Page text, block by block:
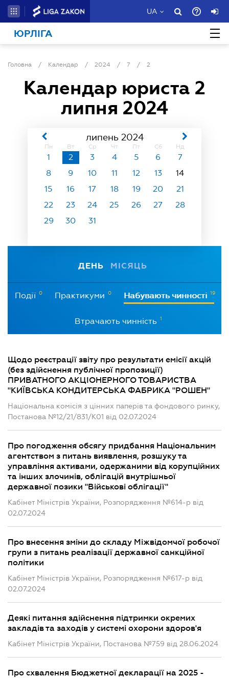
UA
ЮРЛІГА
Головна / Календар / 2024 / 7 / 2
Календар юриста 2
липня 2024
липень 2024
Пн Вт Ср Чт Пт Сб Нд
1 2 3 4 5 6
7
8
9 10 11 12 13
14
15
16 17 18 19 20
21
22
23 24 25 26 27
28
29
30 31
ДЕНЬ МІСЯЦЬ
Події 0 Практикуми 0 Набувають чинності 19
Втрачають чинність 1
Щодо реєстрації звіту про результати емісії акцій
(без здійснення публічної пропозиції)
ПРИВАТНОГО АКЦІОНЕРНОГО ТОВАРИСТВА
"КИЇВСЬКА КОНДИТЕРСЬКА ФАБРИКА "РОШЕН"
Національна комісія з цінних паперів та фондового ринку,
Постанова №12/21/831/К01 від 02.07.2024
Про погодження обсягу придбання Національним
агентством з питань виявлення, розшуку та
управління активами, одержаними від корупційних
та інших злочинів, облігацій внутрішньої
державної позики "Військові облігації"
Кабінет Міністрів України, Розпорядження №614-р від
02.07.2024
Про внесення зміни до складу Міжвідомчої робочої
групи з питань реалізації державної санкційної
політики
Кабінет Міністрів України, Розпорядження №617-р від
02.07.2024
Деякі питання здійснення підтримки окремих
закладів та заходів у системі охорони здоров'я
Кабінет Міністрів України, Постанова №759 від 28.06.2024
Про схвалення Бюджетної декларації на 2025 -